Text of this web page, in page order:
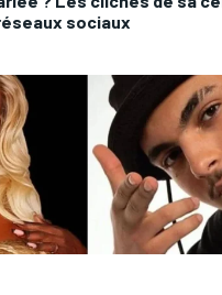
sociaux